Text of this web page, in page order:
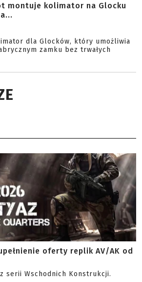
montuje kolimator na Glocku
dla Glocków, który umożliwia
zamku bez trwałych
oferty replik AV/AK od
serii Wschodnich Konstrukcji.